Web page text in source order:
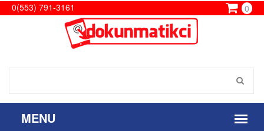
0(553) 791-3161 0